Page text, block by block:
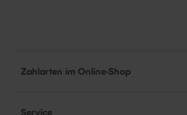
Zahlarten im Online-Shop
Service